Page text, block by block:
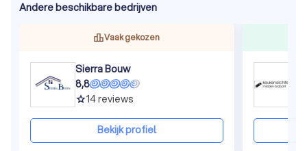
Andere beschikbare bedrijven
Vaak gekozen
Sierra Bouw
8,8
grade14reviews
Bekijk profiel